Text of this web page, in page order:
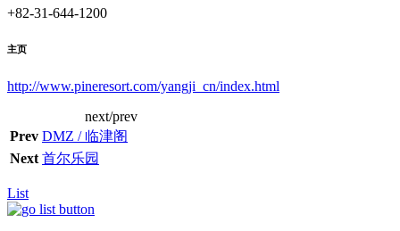
+82-31-644-1200
主页
http://www.pineresort.com/yangji_cn/index.html
next/prev
Prev DMZ / 临津阁
Next 首尔乐园
List